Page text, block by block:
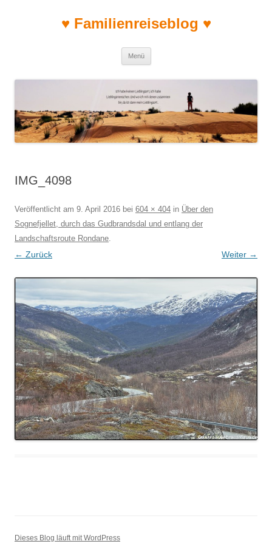
♥ Familienreiseblog ♥
Menü
IMG_4098
Veröffentlicht am 9. April 2016 bei 604 × 404 in Über den
Sognefjellet, durch das Gudbrandsdal und entlang der
Landschaftsroute Rondane.
← Zurück Weiter →
Dieses Blog läuft mit WordPress